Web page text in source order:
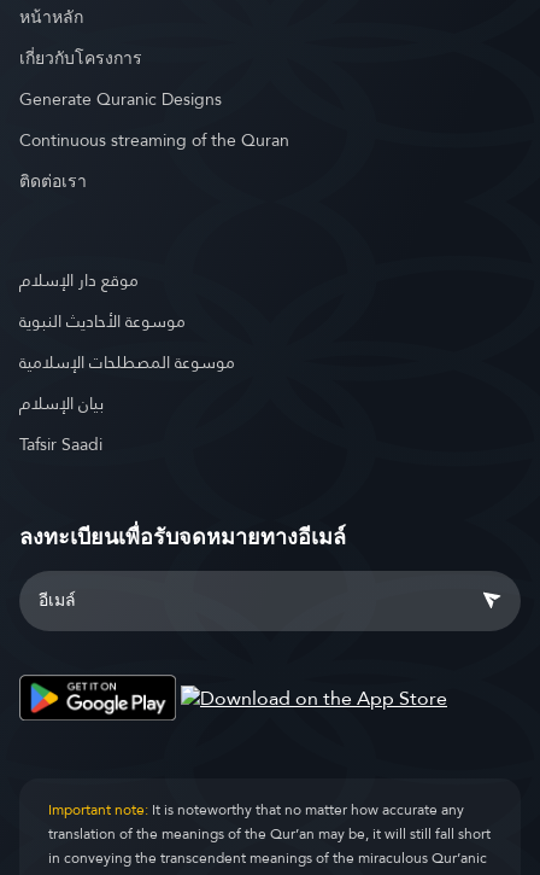
หน้าหลัก
เกี่ยวกับโครงการ
Generate Quranic Designs
Continuous streaming of the Quran
ติดต่อเรา
موقع دار الإسلام
موسوعة الأحاديث النبوية
موسوعة المصطلحات الإسلامية
بيان الإسلام
Tafsir Saadi
ลงทะเบียนเพื่อรับจดหมายทางอีเมล์
Important note:It is noteworthy that no matter how accurate any
translation of the meanings of the Qur’an may be, it will still fall short
in conveying the transcendent meanings of the miraculous Qur’anic